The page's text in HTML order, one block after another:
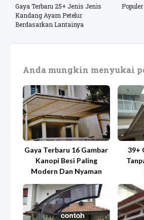
Gaya Terbaru 25+ Jenis Jenis
Kandang Ayam Petelur
Berdasarkan Lantainya
Anda mungkin menyukai
Gaya Terbaru 16 Gambar
Kanopi Besi Paling
Modern Dan Nyaman
39+